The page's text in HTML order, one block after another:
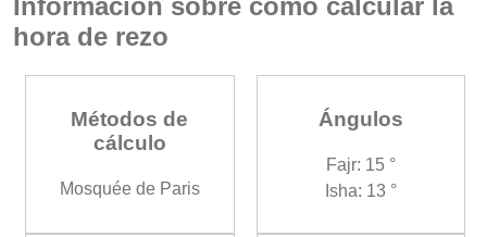
Información sobre cómo calcular la
hora de rezo
Métodos de
cálculo
Mosquée de Paris
Ángulos
Fajr: 15 °
Isha: 13 °